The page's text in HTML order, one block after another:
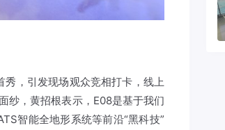
，引发现场观众竞相打卡，线上
纱，黄招根表示，E08是基于我们
智能全地形系统等前沿“黑科技”